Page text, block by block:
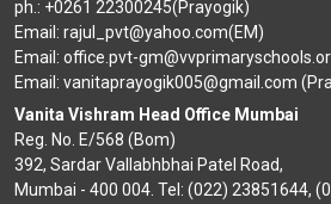
ph.: +0261 22300245(Prayogik)
Email: rajul_pvt@yahoo.com(EM)
Email: office.pvt-
Email: vanitaprayogik005@gmail.com
Vanita Vishram Head Office Mumbai
Reg. No. E/568 (Bom)
392, Sardar Vallabhbhai Patel Road,
Mumbai - 400 004. Tel: (022) 23851644,